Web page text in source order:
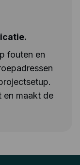
fouten en
en maakt de